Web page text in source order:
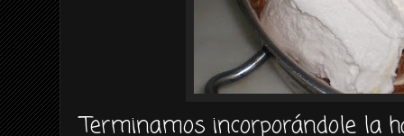
Terminamosincorporándole la